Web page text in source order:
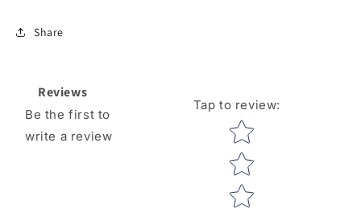
Share
Reviews
Be the first to
write a review
Tap to review:
Star rating